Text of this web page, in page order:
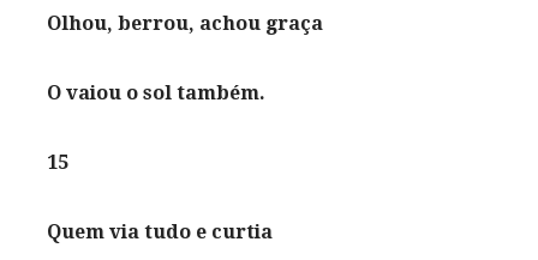
Olhou, berrou, achou graça
O vaiou o sol também.
15
Quem via tudo e curtia